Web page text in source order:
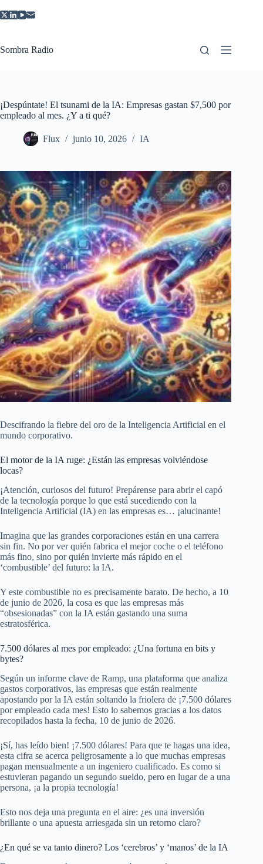
al
Sombra Radio
¡Despúntate! El tsunami de la IA: Empresas gastan $7,500 por
empleado al mes. ¿Y a ti qué?
Flux junio 10, 2026 IA
Descifrando la fiebre del oro de la Inteligencia Artificial en el
mundo corporativo.
El motor de la IA ruge: ¿Están las empresas volviéndose
locas?
¡Atención, curiosos del futuro! Prepárense para abrir el capó
de la tecnología porque lo que está sucediendo con la
Inteligencia Artificial (IA) en las empresas es… ¡alucinante!
Imagina que las grandes corporaciones están en una carrera
sin fin. No por ver quién fabrica el mejor coche o el teléfono
más fino, sino por quién invierte más rápido en el
‘combustible’ del futuro: la IA.
Y este combustible no es precisamente barato. De hecho, a 10
de junio de 2026, la cosa es que las empresas más
“obsesionadas” con la IA están gastando una suma
estratosférica.
7.500 dólares al mes por empleado: ¿Una fortuna en bits y
bytes?
Según un informe clave de Ramp, una plataforma que analiza
gastos corporativos, las empresas que están realmente
apostando por la IA están soltando la friolera de ¡7.500 dólares
por empleado cada mes! Esto lo sabemos gracias a los datos
recopilados hasta la fecha, 10 de junio de 2026.
¡Sí, has leído bien! ¡7.500 dólares! Para que te hagas una idea,
esta cifra se acerca peligrosamente a lo que muchas empresas
pagan mensualmente a un ingeniero cualificado. Es como si
estuvieran pagando un segundo sueldo, pero en lugar de a una
persona, ¡a la propia tecnología!
Esto nos deja una pregunta en el aire: ¿es una inversión
brillante o una apuesta arriesgada sin un retorno claro?
¿En qué se va tanto dinero? Los ‘cerebros’ y ‘manos’ de la IA